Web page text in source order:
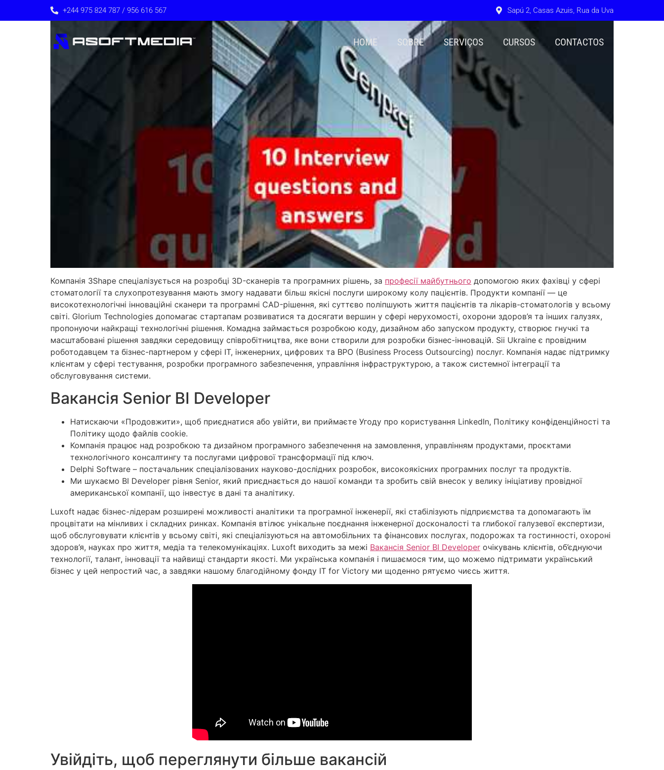
+244 975 824 787 / 956 616 567 Sapú 2, Casas Azuis, Rua da Uva
HOME SOBRE SERVIÇOS CURSOS CONTACTOS
Компанія 3Shape спеціалізується на розробці 3D-сканерів та програмних рішень, за професії майбутнього допомогою яких фахівці у сфері
стоматології та слухопротезування мають змогу надавати більш якісні послуги широкому колу пацієнтів. Продукти компанії — це
високотехнологічні інноваційні сканери та програмні CAD-рішення, які суттєво поліпшують життя пацієнтів та лікарів-стоматологів у всьому
світі. Glorium Technologies допомагає стартапам розвиватися та досягати вершин у сфері нерухомості, охорони здоров’я та інших галузях,
пропонуючи найкращі технологічні рішення. Комадна займається розробкою коду, дизайном або запуском продукту, створює гнучкі та
масштабовані рішення завдяки середовищу співробітництва, яке вони створили для розробки бізнес-інновацій. Sii Ukraine є провідним
роботодавцем та бізнес-партнером у сфері ІТ, інженерних, цифрових та BPO (Business Process Outsourcing) послуг. Компанія надає підтримку
клієнтам у сфері тестування, розробки програмного забезпечення, управління інфраструктурою, а також системної інтеграції та
обслуговування системи.
Вакансія Senior BI Developer
Натискаючи «Продовжити», щоб приєднатися або увійти, ви приймаєте Угоду про користування LinkedIn, Політику конфіденційності та
Політику щодо файлів cookie.
Компанія працює над розробкою та дизайном програмного забезпечення на замовлення, управлінням продуктами, проєктами
технологічного консалтингу та послугами цифрової трансформації під ключ.
Delphi Software – постачальник спеціалізованих науково-дослідних розробок, високоякісних програмних послуг та продуктів.
Ми шукаємо BI Developer рівня Senior, який приєднається до нашої команди та зробить свій внесок у велику ініціативу провідної
американської компанії, що інвестує в дані та аналітику.
Luxoft надає бізнес-лідерам розширені можливості аналітики та програмної інженерії, які стабілізують підприємства та допомагають їм
процвітати на мінливих і складних ринках. Компанія втілює унікальне поєднання інженерної досконалості та глибокої галузевої експертизи,
щоб обслуговувати клієнтів у всьому світі, які спеціалізуються на автомобільних та фінансових послугах, подорожах та гостинності, охороні
здоров’я, науках про життя, медіа та телекомунікаціях. Luxoft виходить за межі Вакансія Senior BI Developer очікувань клієнтів, об’єднуючи
технології, талант, інновації та найвищі стандарти якості. Ми українська компанія і пишаємося тим, що можемо підтримати український
бізнес у цей непростий час, а завдяки нашому благодійному фонду IT for Victory ми щоденно рятуємо чиєсь життя.
Увійдіть, щоб переглянути більше вакансій